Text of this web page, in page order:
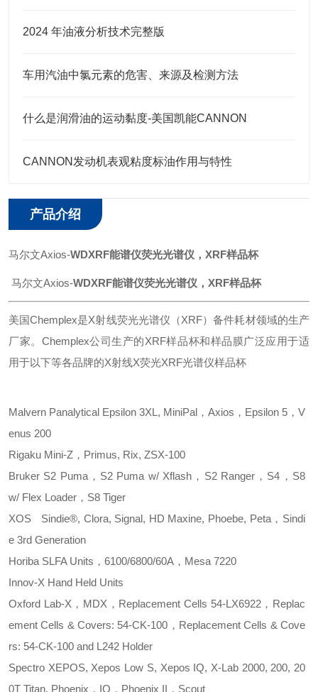
2024 年油液分析技术完整版
车用汽油中氯元素的危害、来源及检测方法
什么是润滑油的运动黏度-美国凯能CANNON
CANNON发动机表观粘度标油作用与特性
产品介绍
马尔文Axios-WDXRF能谱仪荧光光谱仪，XRF样品杯
马尔文Axios-WDXRF能谱仪荧光光谱仪，XRF样品杯
美国Chemplex是X射线荧光光谱仪（XRF）备件耗材领域的生产
厂家。Chemplex公司生产的XRF样品杯和样品膜广泛应用于适
用于以下等各品牌的X射线X荧光XRF光谱仪样品杯
Malvern Panalytical Epsilon 3XL, MiniPal，Axios，Epsilon 5，V
enus 200
Rigaku Mini-Z，Primus, Rix, ZSX-100
Bruker S2 Puma，S2 Puma w/ Xflash，S2 Ranger，S4，S8
w/ Flex Loader，S8 Tiger
XOS
Sindie®, Clora, Signal, HD Maxine, Phoebe, Peta，Sindi
e 3rd Generation
Horiba SLFA Units，6100/6800/60A，Mesa 7220
Innov-X Hand Held Units
Oxford Lab-X，MDX，Replacement Cells 54-LX6922，Replac
ement Cells & Covers: 54-CK-100，Replacement Cells & Cove
rs: 54-CK-100 and L242 Holder
Spectro XEPOS, Xepos Low S, Xepos IQ, X-Lab 2000, 200, 20
0T Titan, Phoenix，IQ，Phoenix II，Scout